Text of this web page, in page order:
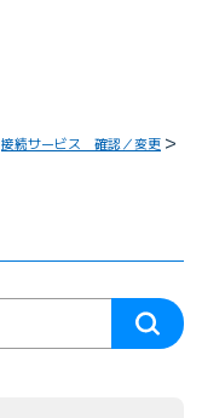
接続サービス 確認／変更